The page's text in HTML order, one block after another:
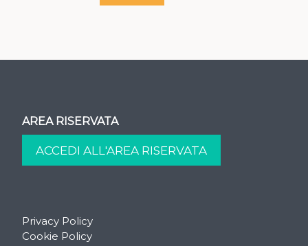
AREA RISERVATA
Privacy Policy
Cookie Policy